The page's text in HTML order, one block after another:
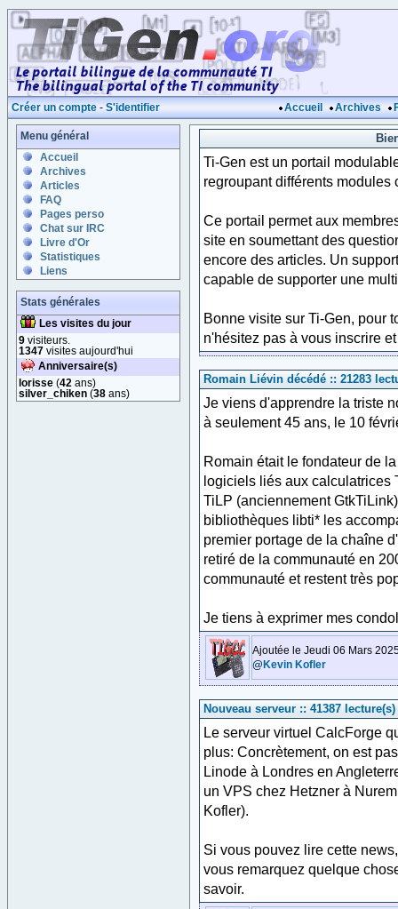
Créer un compte - S'identifier Accueil Archives
Menu général
Accueil
Archives
Articles
FAQ
Pages perso
Chat sur IRC
Livre d'Or
Statistiques
Liens
Stats générales
Les visites du jour
9 visiteurs.
1347 visites aujourd'hui
Anniversaire(s)
lorisse (42 ans)
silver_chiken (38 ans)
Ti-Gen est un portail
regroupant différents modules
Ce portail permet aux
site en soumettant des
encore des articles. Un
capable de supporter une
Bonne visite sur Ti-Gen, pour
n'hésitez pas à vous inscrire
Romain Liévin décédé :: 21283
Je viens d'apprendre la triste
à seulement 45 ans, le 10
Romain était le fondateur de
logiciels liés aux calculatrices
TiLP (anciennement
bibliothèques libti* les
premier portage de la chaîne
retiré de la communauté en
communauté et restent très
Je tiens à exprimer mes
Ajoutée le Jeudi 06 Mars
@ Kevin Kofler
Nouveau serveur :: 41387 lecture(s)
Le serveur virtuel CalcForge
plus: Concrètement, on est
Linode à Londres en
un VPS chez Hetzner à
Kofler).
Si vous pouvez lire cette
vous remarquez quelque
savoir.